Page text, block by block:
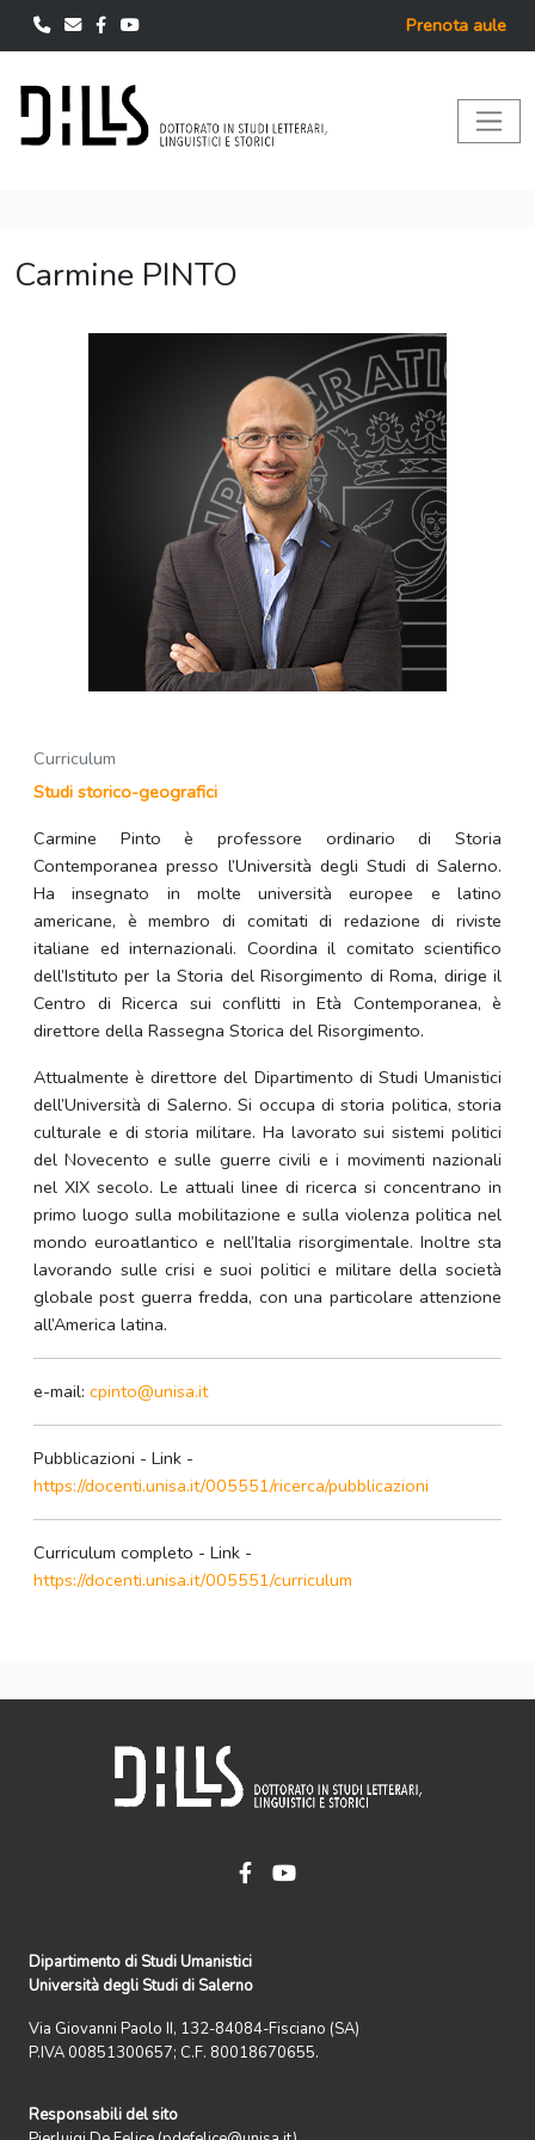
Prenota aule
Carmine PINTO
Curriculum
Studi storico-geografici
Carmine Pinto è professore ordinario di Storia
Contemporanea presso l’Università degli Studi di Salerno.
Ha insegnato in molte università europee e latino
americane, è membro di comitati di redazione di riviste
italiane ed internazionali. Coordina il comitato scientifico
dell’Istituto per la Storia del Risorgimento di Roma, dirige il
Centro di Ricerca sui conflitti in Età Contemporanea, è
direttore della Rassegna Storica del Risorgimento.
Attualmente è direttore del Dipartimento di Studi Umanistici
dell’Università di Salerno. Si occupa di storia politica, storia
culturale e di storia militare. Ha lavorato sui sistemi politici
del Novecento e sulle guerre civili e i movimenti nazionali
nel XIX secolo. Le attuali linee di ricerca si concentrano in
primo luogo sulla mobilitazione e sulla violenza politica nel
mondo euroatlantico e nell’Italia risorgimentale. Inoltre sta
lavorando sulle crisi e suoi politici e militare della società
globale post guerra fredda, con una particolare attenzione
all’America latina.
e-mail: cpinto@unisa.it
Pubblicazioni - Link -
https://docenti.unisa.it/005551/ricerca/pubblicazioni
Curriculum completo - Link -
https://docenti.unisa.it/005551/curriculum
Dipartimento di Studi Umanistici
Università degli Studi di Salerno
Via Giovanni Paolo II, 132-84084-Fisciano (SA)
P.IVA 00851300657; C.F. 80018670655.
Responsabili del sito